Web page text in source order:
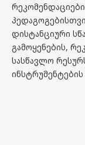
დისტანციური
გამოყენების,
სასწავლო
ინსტრუმენტების